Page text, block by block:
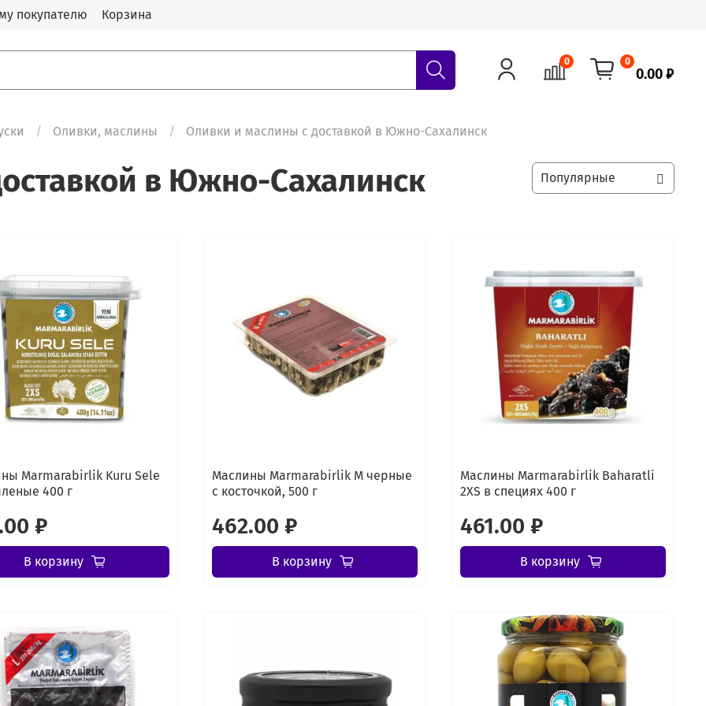
покупателю Корзина
0 0
0.00 ₽
Оливки, маслины Оливки и маслины с доставкой в Южно-Сахалинск
в Южно-Сахалинск
Marmarabirlik Kuru Sele
400 г
₽
В корзину
Маслины Marmarabirlik М черные
с косточкой, 500 г
462.00 ₽
В корзину
Маслины Marmarabirlik Baharatli
2XS в специях 400 г
461.00 ₽
В корзину